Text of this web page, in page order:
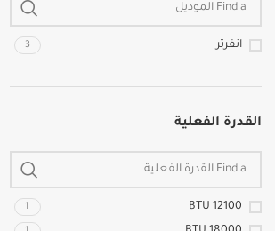
انفرتر 3
القدرة الفعلية
12100 BTU
1